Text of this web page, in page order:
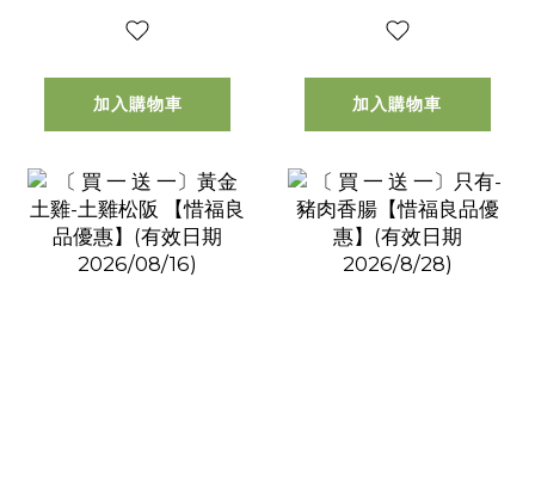
加入購物車
2026/9/23
加入購物車